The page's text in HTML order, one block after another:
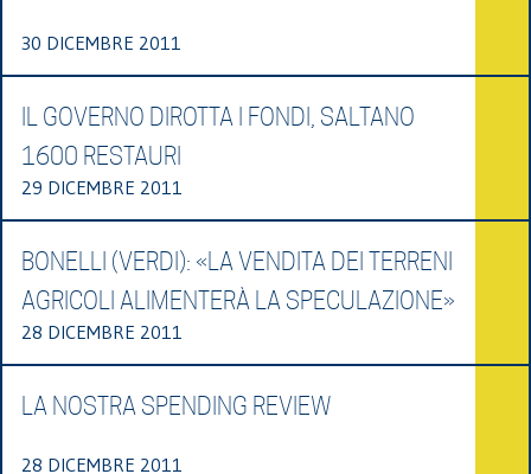
30 DICEMBRE 2011
IL GOVERNO DIROTTA I FONDI, SALTANO
1600 RESTAURI
29 DICEMBRE 2011
BONELLI (VERDI): «LA VENDITA DEI TERRENI
AGRICOLI ALIMENTERÀ LA SPECULAZIONE»
28 DICEMBRE 2011
LA NOSTRA SPENDING REVIEW
28 DICEMBRE 2011